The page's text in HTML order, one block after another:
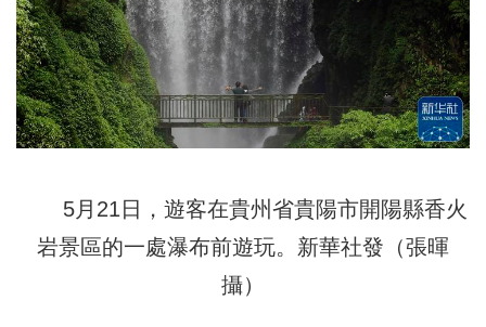
5月21日，遊客在貴州省貴陽市開陽縣香火
岩景區的一處瀑布前遊玩。新華社發（張暉
攝）